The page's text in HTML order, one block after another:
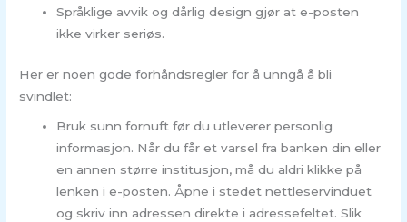
Språklige avvik og dårlig design gjør at e-posten
ikke virker seriøs.
Her er noen gode forhåndsregler for å unngå å bli
svindlet:
Bruk sunn fornuft før du utleverer personlig
informasjon. Når du får et varsel fra banken din eller
en annen større institusjon, må du aldri klikke på
lenken i e-posten. Åpne i stedet nettleservinduet
og skriv inn adressen direkte i adressefeltet. Slik